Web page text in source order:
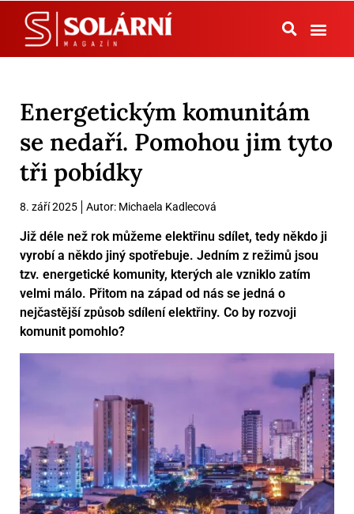
Energetickým komunitám
se nedaří. Pomohou jim tyto
tři pobídky
8. září 2025 Autor: Michaela Kadlecová
Již déle než rok můžeme elektřinu sdílet, tedy někdo ji
vyrobí a někdo jiný spotřebuje. Jedním z režimů jsou
tzv. energetické komunity, kterých ale vzniklo zatím
velmi málo. Přitom na západ od nás se jedná o
nejčastější způsob sdílení elektřiny. Co by rozvoji
komunit pomohlo?